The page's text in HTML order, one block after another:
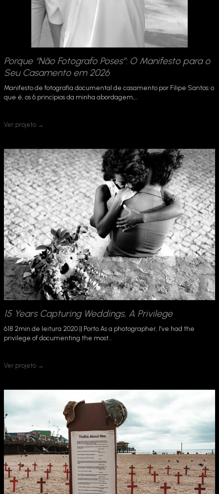
Porque “Não Fotografo Poses”: O Manifesto para o
Seu Casamento em 2026
Manifesto de fotografia documental de casamento por Filipe Santos: o
que é, os 6 princípios da minha abordagem,…
Ver projeto →
15 Years Capturing Weddings, A Privilege
618 2min de leitura 2020 || Porto As a photographer, I’ve had the
privilege of documenting the most…
Ver projeto →